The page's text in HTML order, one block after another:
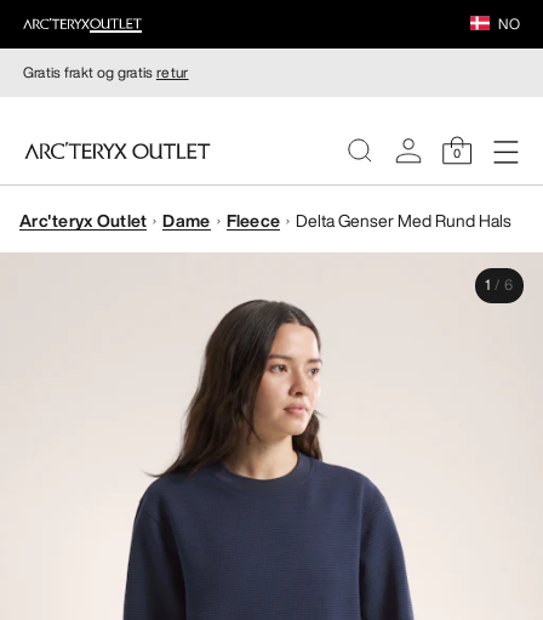
NO
Gratis frakt og gratisretur
0
DAMER
Arc'teryx Outlet Dame Fleece Delta Genser Med Rund Hals
1 / 6